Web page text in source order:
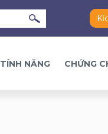
TÍNH NĂNG CHỨNG